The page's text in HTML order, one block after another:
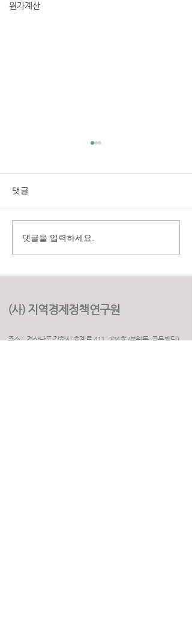
원가계산
구미시 취업지원센터 만족
도 조사 용역
댓글
댓글을 입력하세요.
(사) 지역경제정책연구원
주소 : 경상남도 김해시 호계로 411, 704호 (부원동, 골든빌딩)